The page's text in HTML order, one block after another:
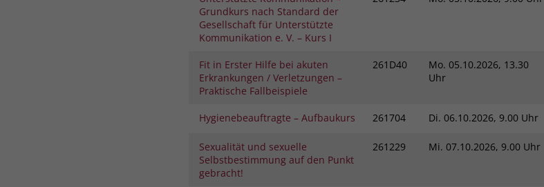
Grundkurs nach Standard der
Gesellschaft für Unterstützte
Kommunikation e. V. – Kurs I
Fit in Erster Hilfe bei akuten
Erkrankungen / Verletzungen –
Praktische Fallbeispiele
261D40 Mo. 05.10.2026, 13.30
Uhr
Hygienebeauftragte – Aufbaukurs 261704 Di. 06.10.2026, 9.00 Uhr
Sexualität und sexuelle
Selbstbestimmung auf den Punkt
gebracht!
261229 Mi. 07.10.2026, 9.00 Uhr